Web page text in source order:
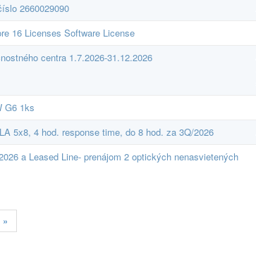
2660029090
16 Licenses Software License
centra 1.7.2026-31.12.2026
G6 1ks
5x8, 4 hod. response time, do 8 hod. za 3Q/2026
a Leased Line- prenájom 2 optických nenasvietených
»